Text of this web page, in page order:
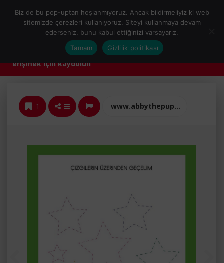
Etkinlik yüklemek ve daha fazlasına
erişmek için kaydolun
1 www.abbythepup.com
Biz de bu pop-uptan hoşlanmıyoruz. Ancak bildirmeliyiz ki web
sitemizde çerezleri kullanıyoruz. Siteyi kullanmaya devam
ederseniz, bunu kabul ettiğinizi varsayarız.
Tamam
Gizlilik politikası